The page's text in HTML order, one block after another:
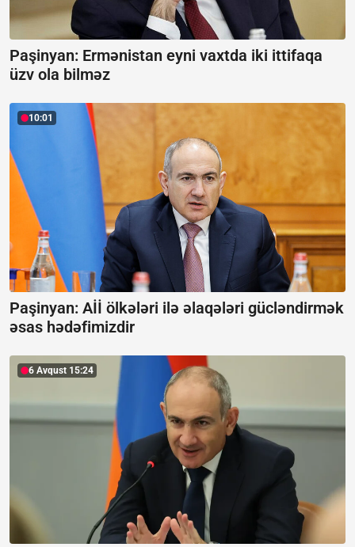
Paşinyan: Ermənistan eyni vaxtda iki ittifaqa
üzv ola bilməz
10:01
Paşinyan: Aİİ ölkələri ilə əlaqələri gücləndirmək
əsas hədəfimizdir
6 Avqust 15:24